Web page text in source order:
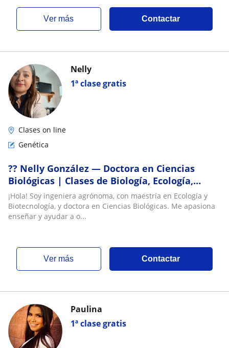
ver más Contactar
1ª clase gratis
Nelly
Clases on line
Genética
?? Nelly González — Doctora en Ciencias
Biológicas | Clases de Biología, Ecología,
Biotecnología y Apoyo Académico
¡Hola! Soy ingeniera agrónoma, con maestría en Ecología y
Biotecnología, y doctora en Ciencias Biológicas. Me apasiona
enseñar y ayudar a o...
ver más Contactar
1ª clase gratis
Paulina